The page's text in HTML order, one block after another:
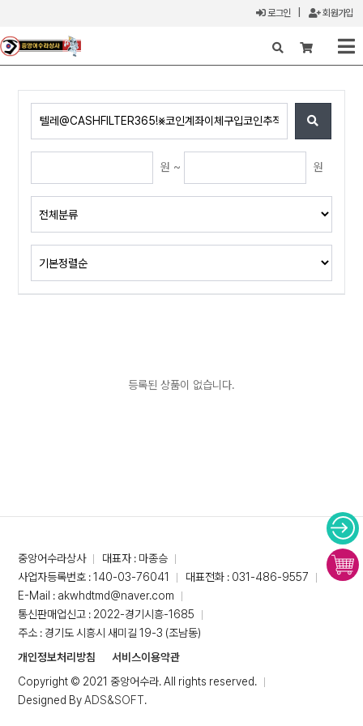
로그인 회원가입
X
원 ~ 원
등록된 상품이 없습니다.
중앙어수라상사
대표자 : 마종승
사업자등록번호 : 140-03-76041
대표전화 : 031-486-9557
E-Mail : akwhdtmd@naver.com
통신판매업신고 : 2022-경기시흥-1685
주소 : 경기도 시흥시 새미길 19-3 (조남동)
개인정보처리방침
서비스이용약관
Copyright © 2021 중앙어수라. All rights reserved.
Designed ByADS&SOFT.